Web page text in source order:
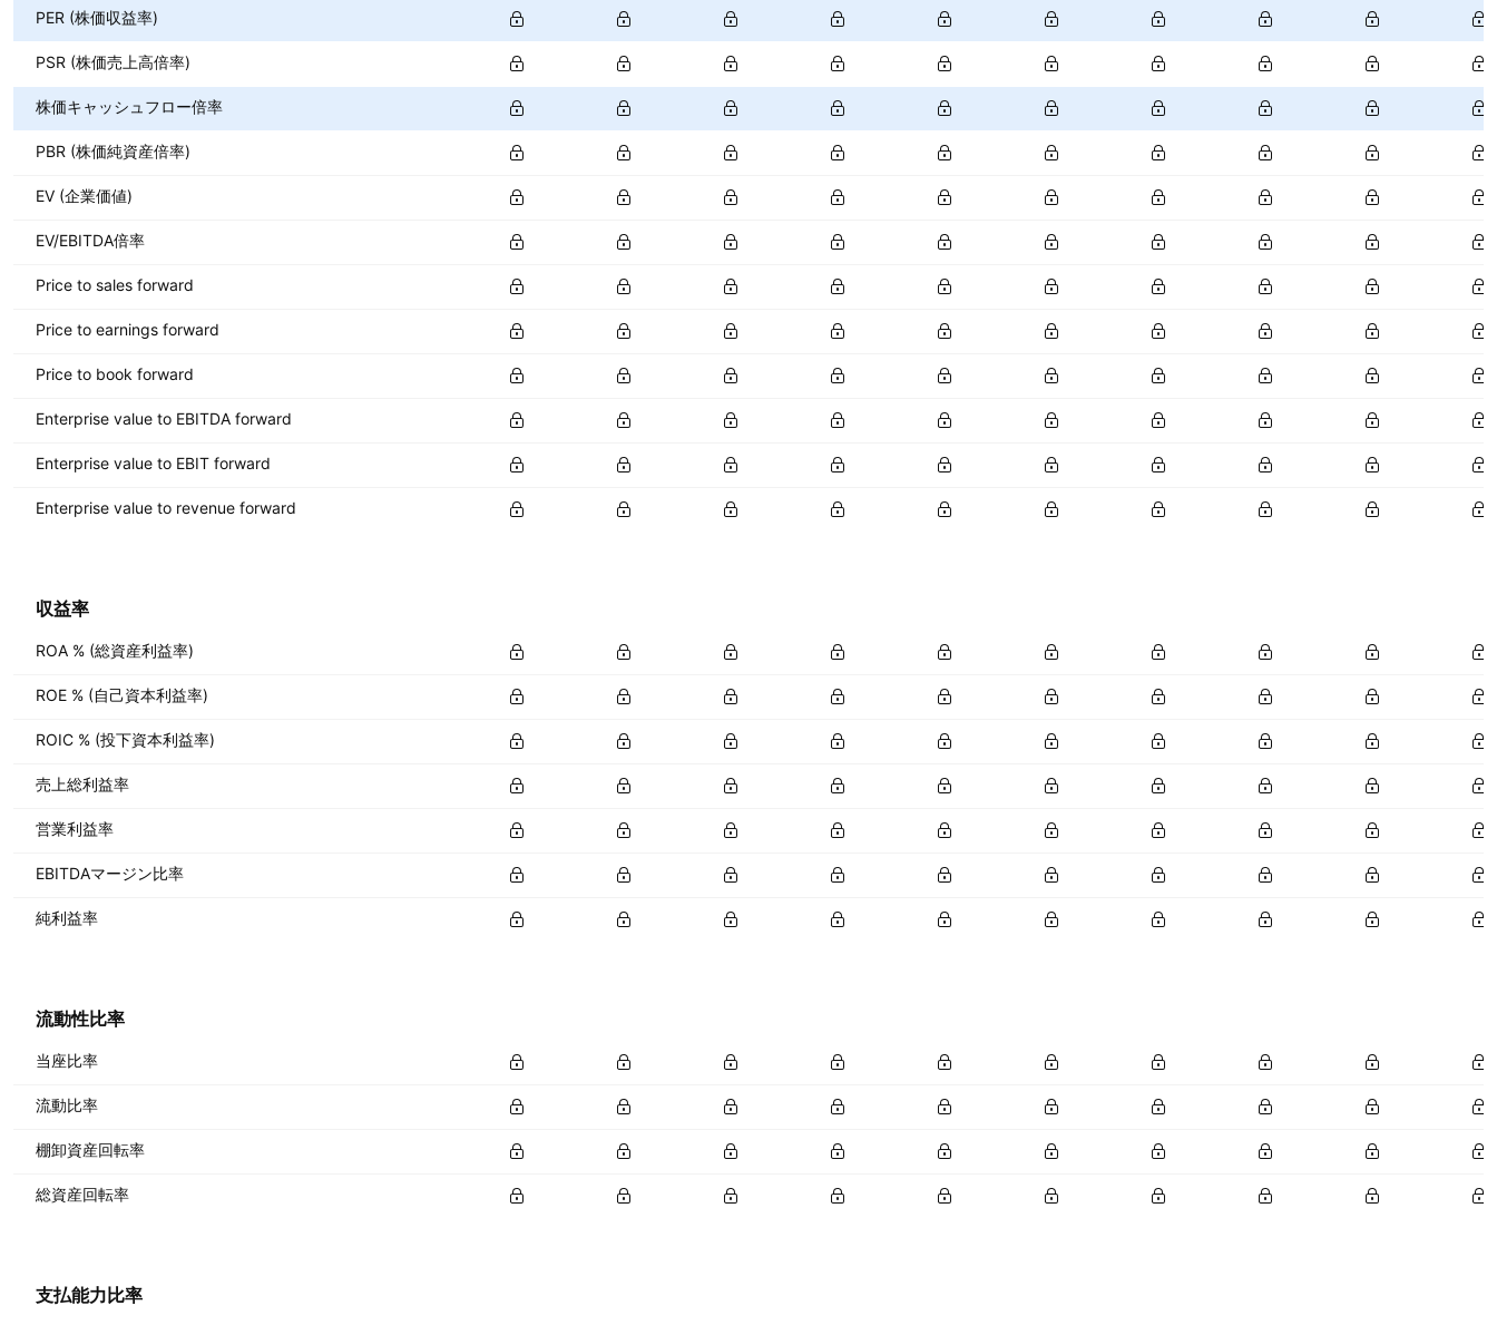
PER (株価収益率)
PSR (株価売上高倍率)
株価キャッシュフロー倍率
PBR (株価純資産倍率)
EV (企業価値)
EV/EBITDA倍率
Price to sales forward
Price to earnings forward
Price to book forward
Enterprise value to EBITDA forward
Enterprise value to EBIT forward
Enterprise value to revenue forward
収益率
ROA % (総資産利益率)
ROE % (自己資本利益率)
ROIC % (投下資本利益率)
売上総利益率
営業利益率
EBITDAマージン比率
純利益率
流動性比率
当座比率
流動比率
棚卸資産回転率
総資産回転率
支払能力比率